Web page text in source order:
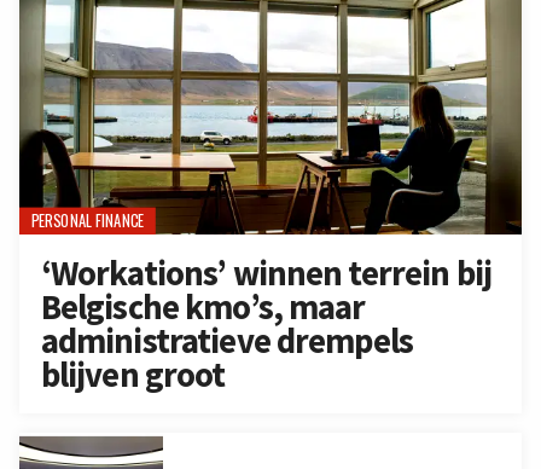
PERSONAL FINANCE
‘Workations’ winnen terrein bij
Belgische kmo’s, maar
administratieve drempels
blijven groot